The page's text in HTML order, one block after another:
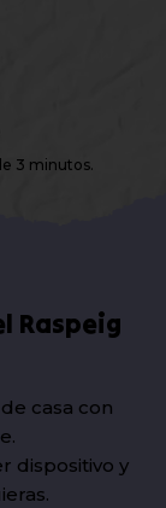
3 minutos.
Raspeig
casa con
dispositivo y